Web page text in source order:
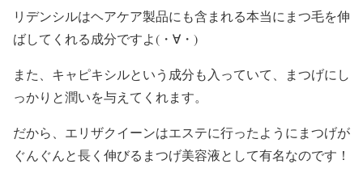
リデンシルはヘアケア製品にも含まれる本当にまつ毛を伸
ばしてくれる成分ですよ(・∀・)
また、キャピキシルという成分も入っていて、まつげにし
っかりと潤いを与えてくれます。
だから、エリザクイーンはエステに行ったようにまつげが
ぐんぐんと長く伸びるまつげ美容液として有名なのです！